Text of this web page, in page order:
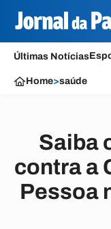
Últimas Notícias
Home>saúde
Saiba
contra a
Pessoa